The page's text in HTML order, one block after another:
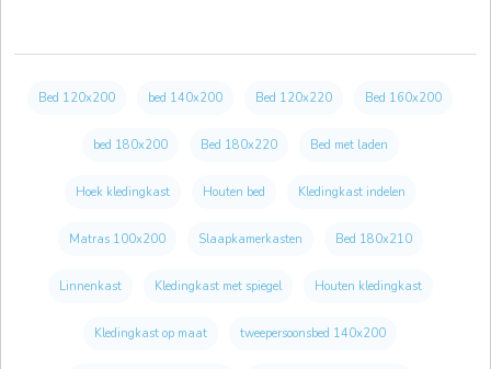
Bed 120x200 bed 140x200 Bed 120x220 Bed 160x200
bed 180x200 Bed 180x220 Bed met laden
Hoek kledingkast Houten bed Kledingkast indelen
Matras 100x200 Slaapkamerkasten Bed 180x210
Linnenkast Kledingkast met spiegel Houten kledingkast
Kledingkast op maat tweepersoonsbed 140x200